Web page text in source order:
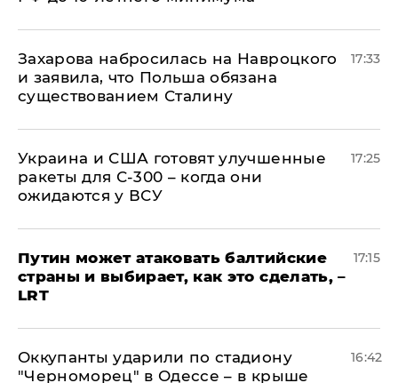
​Захарова набросилась на Навроцкого
и заявила, что Польша обязана
существованием Сталину
17:33
Украина и США готовят улучшенные
ракеты для С-300 – когда они
ожидаются у ВСУ
17:25
Путин может атаковать балтийские
страны и выбирает, как это сделать, –
LRT
17:15
Оккупанты ударили по стадиону
"Черноморец" в Одессе – в крыше
16:42